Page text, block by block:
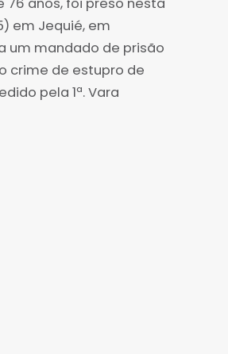
em Jequié, em
um mandado de prisão
crime de estupro de
pela 1ª. Vara